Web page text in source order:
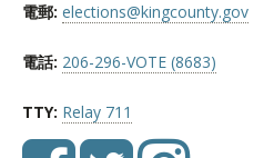
電郵: elections@kingcounty.gov
電話: 206-296-VOTE (8683)
TTY: Relay 711